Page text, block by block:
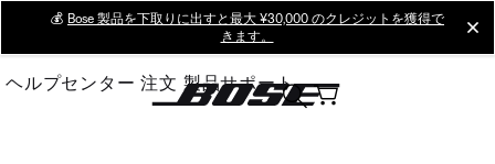
Main
💰 Bose 製品を下取りに出すと最大 ¥30,000 のクレジットを獲得で
きます。
ヘルプセンター 注文 製品サポート